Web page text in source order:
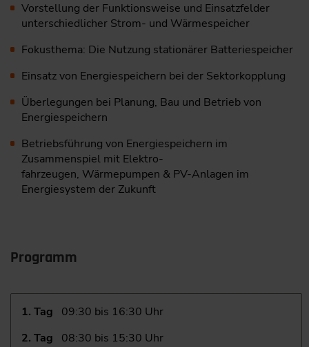
Vorstellung der Funktionsweise und Einsatzfelder
unterschiedlicher Strom- und Wärmespeicher
Fokusthema: Die Nutzung stationärer Batteriespeicher
Einsatz von Energiespeichern bei der Sektorkopplung
Überlegungen bei Planung, Bau und Betrieb von
Energiespeichern
Betriebsführung von Energiespeichern im
Zusammenspiel mit Elektro-
fahrzeugen, Wärmepumpen & PV-Anlagen im
Energiesystem der Zukunft
Programm
1. Tag
09:30 bis 16:30 Uhr
2. Tag
08:30 bis 15:30 Uhr